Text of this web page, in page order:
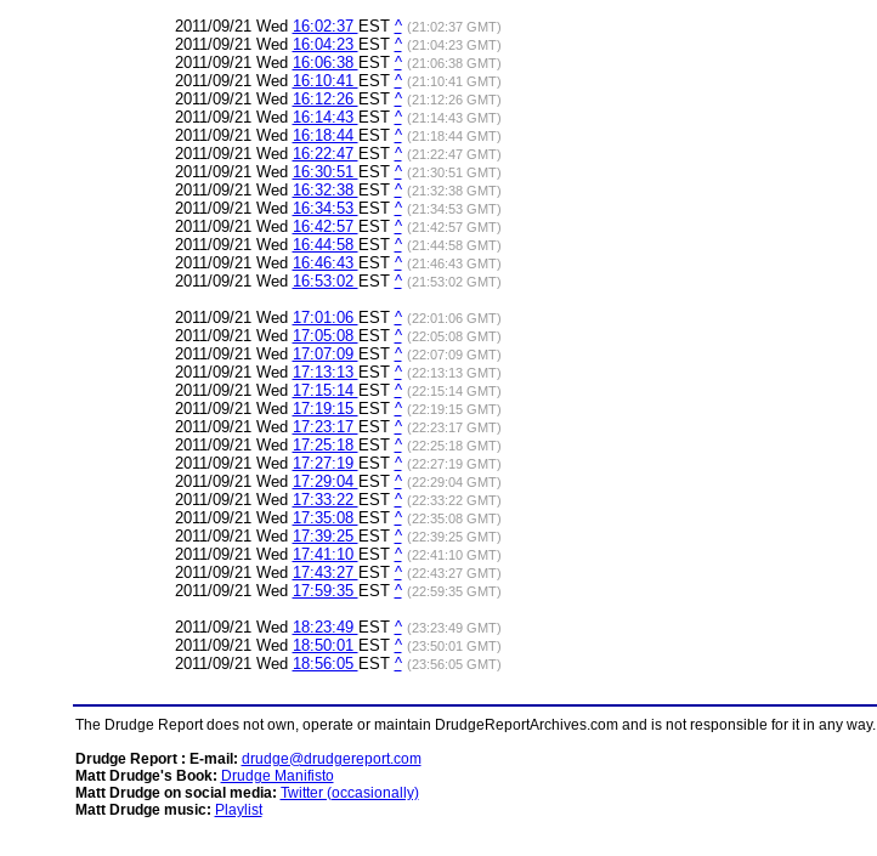
2011/09/21 Wed 16:02:37 EST ^ (21:02:37 GMT)
2011/09/21 Wed 16:04:23 EST ^ (21:04:23 GMT)
2011/09/21 Wed 16:06:38 EST ^ (21:06:38 GMT)
2011/09/21 Wed 16:10:41 EST ^ (21:10:41 GMT)
2011/09/21 Wed 16:12:26 EST ^ (21:12:26 GMT)
2011/09/21 Wed 16:14:43 EST ^ (21:14:43 GMT)
2011/09/21 Wed 16:18:44 EST ^ (21:18:44 GMT)
2011/09/21 Wed 16:22:47 EST ^ (21:22:47 GMT)
2011/09/21 Wed 16:30:51 EST ^ (21:30:51 GMT)
2011/09/21 Wed 16:32:38 EST ^ (21:32:38 GMT)
2011/09/21 Wed 16:34:53 EST ^ (21:34:53 GMT)
2011/09/21 Wed 16:42:57 EST ^ (21:42:57 GMT)
2011/09/21 Wed 16:44:58 EST ^ (21:44:58 GMT)
2011/09/21 Wed 16:46:43 EST ^ (21:46:43 GMT)
2011/09/21 Wed 16:53:02 EST ^ (21:53:02 GMT)
2011/09/21 Wed 17:01:06 EST ^ (22:01:06 GMT)
2011/09/21 Wed 17:05:08 EST ^ (22:05:08 GMT)
2011/09/21 Wed 17:07:09 EST ^ (22:07:09 GMT)
2011/09/21 Wed 17:13:13 EST ^ (22:13:13 GMT)
2011/09/21 Wed 17:15:14 EST ^ (22:15:14 GMT)
2011/09/21 Wed 17:19:15 EST ^ (22:19:15 GMT)
2011/09/21 Wed 17:23:17 EST ^ (22:23:17 GMT)
2011/09/21 Wed 17:25:18 EST ^ (22:25:18 GMT)
2011/09/21 Wed 17:27:19 EST ^ (22:27:19 GMT)
2011/09/21 Wed 17:29:04 EST ^ (22:29:04 GMT)
2011/09/21 Wed 17:33:22 EST ^ (22:33:22 GMT)
2011/09/21 Wed 17:35:08 EST ^ (22:35:08 GMT)
2011/09/21 Wed 17:39:25 EST ^ (22:39:25 GMT)
2011/09/21 Wed 17:41:10 EST ^ (22:41:10 GMT)
2011/09/21 Wed 17:43:27 EST ^ (22:43:27 GMT)
2011/09/21 Wed 17:59:35 EST ^ (22:59:35 GMT)
2011/09/21 Wed 18:23:49 EST ^ (23:23:49 GMT)
2011/09/21 Wed 18:50:01 EST ^ (23:50:01 GMT)
2011/09/21 Wed 18:56:05 EST ^ (23:56:05 GMT)
The Drudge Report does not own, operate or maintain DrudgeReportArchives.com and is not responsible for it in any way.
Drudge Report : E-mail: drudge@drudgereport.com
Matt Drudge's Book: Drudge Manifisto
Matt Drudge on social media: Twitter (occasionally)
Matt Drudge music: Playlist